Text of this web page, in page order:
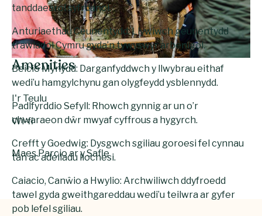
tanddaearol syfrdanol.
Anturiaethau Ceunentydd: Llywiwch geunentydd
trawiadol Cymru gyda’n tywyswyr arbenigol.
Beicio Mynydd: Darganfyddwch y llwybrau eithaf
wedi’u hamgylchynu gan olygfeydd ysblennydd.
Padlfyrddio Sefyll: Rhowch gynnig ar un o’r
chwaraeon dŵr mwyaf cyffrous a hygyrch.
Crefft y Goedwig: Dysgwch sgiliau goroesi fel cynnau
tân ac adeiladu llochesi.
Caiacio, Canŵio a Hwylio: Archwiliwch ddyfroedd
tawel gyda gweithgareddau wedi’u teilwra ar gyfer
pob lefel sgiliau.
Amenities
I'r Teulu
Wi-fi
Maes Parcio ar y Safle